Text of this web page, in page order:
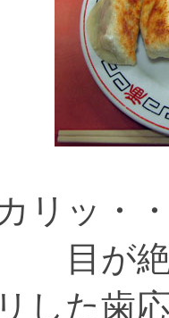
リッ・
目が
した歯